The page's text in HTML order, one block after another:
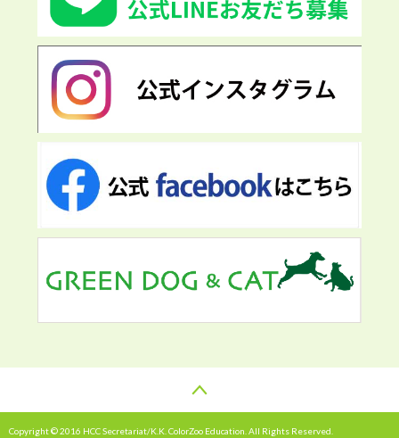
Copyright © 2016 HCC Secretariat/K.K. ColorZoo Education. All Rights Reserved.